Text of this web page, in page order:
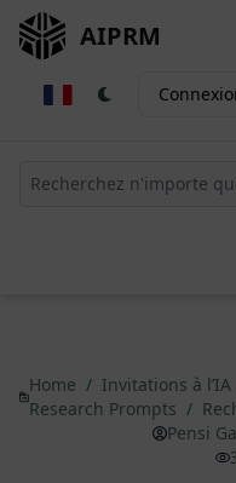
AIPRM
Home / Invitations à l’IA
Research Prompts /
Pensi